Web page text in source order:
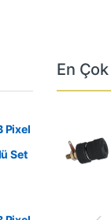
Pixel
Set
En